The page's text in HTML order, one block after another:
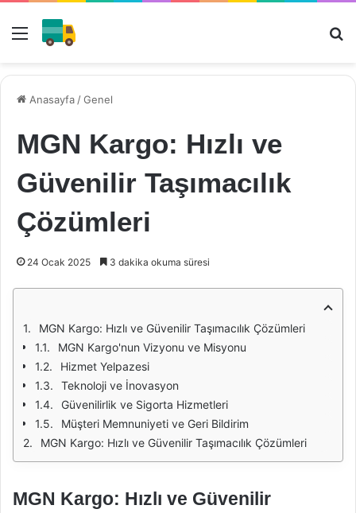
Menü
Anasayfa /Genel
MGN Kargo: Hızlı ve
Güvenilir Taşımacılık
Çözümleri
24 Ocak 2025 3 dakika okuma süresi
MGN Kargo: Hızlı ve Güvenilir Taşımacılık Çözümleri
MGN Kargo'nun Vizyonu ve Misyonu
Hizmet Yelpazesi
Teknoloji ve İnovasyon
Güvenilirlik ve Sigorta Hizmetleri
Müşteri Memnuniyeti ve Geri Bildirim
MGN Kargo: Hızlı ve Güvenilir Taşımacılık Çözümleri
MGN Kargo: Hızlı ve Güvenilir